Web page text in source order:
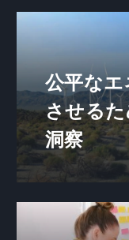
公平な
させる
洞察